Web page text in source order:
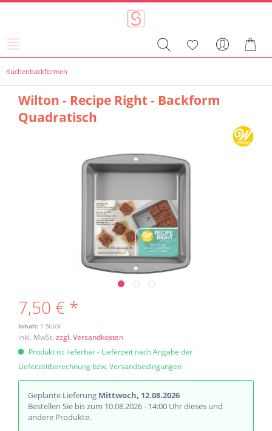
Kuchenbackformen
Wilton - Recipe Right - Backform
Quadratisch
7,50 € *
Inhalt: 1 Stück
inkl. MwSt. zzgl. Versandkosten
Produkt ist lieferbar - Lieferzeit nach Angabe der
Lieferzeitberechnung bzw. Versandbedingungen
Geplante Lieferung Mittwoch, 12.08.2026
Bestellen Sie bis zum 10.08.2026 - 14:00 Uhr dieses und
andere Produkte.